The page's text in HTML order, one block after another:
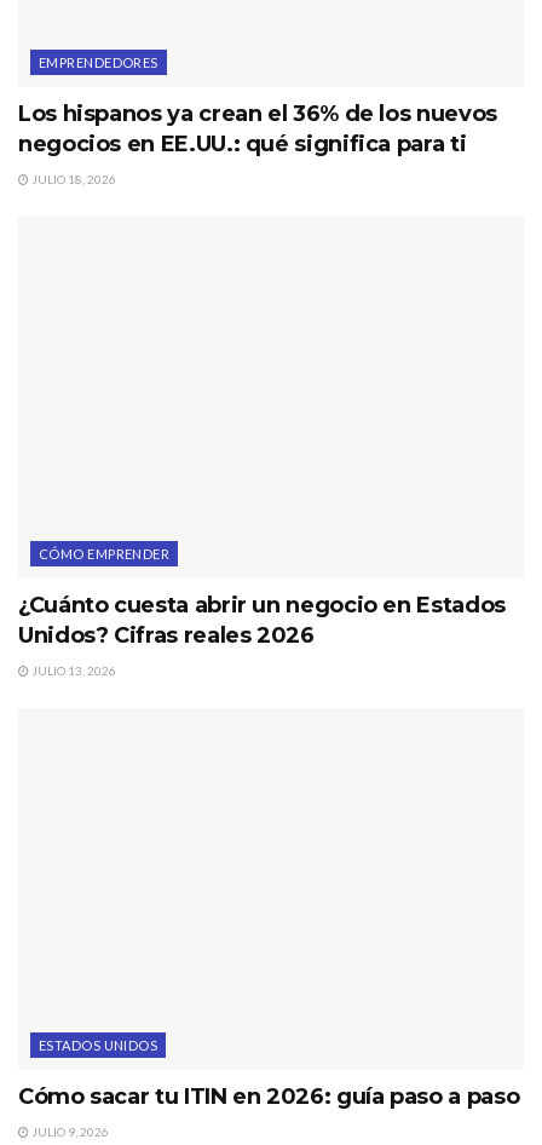
EMPRENDEDORES
Los hispanos ya crean el 36% de los nuevos
negocios en EE.UU.: qué significa para ti
JULIO 18, 2026
CÓMO EMPRENDER
¿Cuánto cuesta abrir un negocio en Estados
Unidos? Cifras reales 2026
JULIO 13, 2026
ESTADOS UNIDOS
Cómo sacar tu ITIN en 2026: guía paso a paso
JULIO 9, 2026